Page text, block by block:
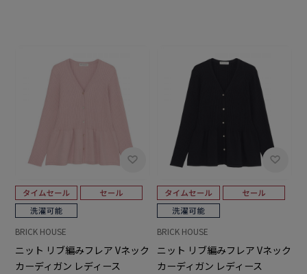
BRICK HOUSE
ニット リブ編みフレア Vネック
カーディガン レディース
BRICK HOUSE
ニット リブ編みフレア Vネック
カーディガン レディース